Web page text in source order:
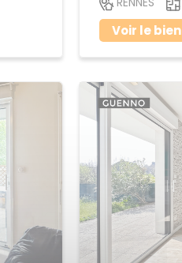
Voir le bien